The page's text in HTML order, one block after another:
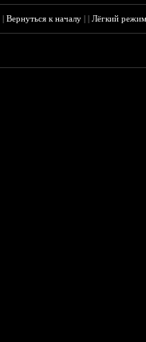
|Вернуться к началу ||Лёгкий